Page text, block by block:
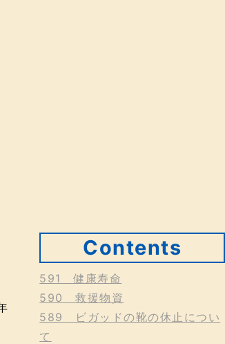
Contents
591 健康寿命
590 救援物資
589 ビガッドの靴の休止につい
て